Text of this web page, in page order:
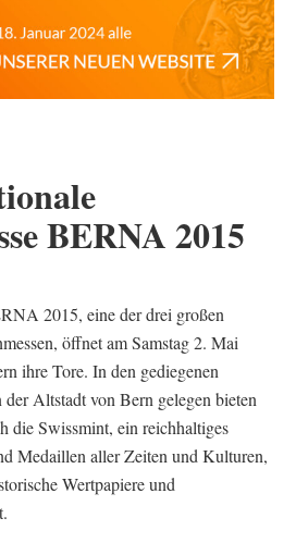
BERNA 2015
2015, eine der drei großen
öffnet am Samstag 2. Mai
ihre Tore. In den gediegenen
Altstadt von Bern gelegen bieten
die Swissmint, ein reichhaltiges
Medaillen aller Zeiten und Kulturen,
Wertpapiere und